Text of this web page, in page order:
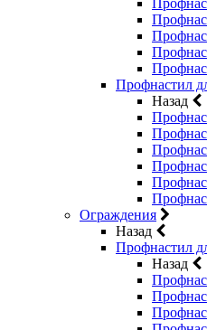
Профнастил
Назад
Ограждения
Назад
Профнастил
Назад